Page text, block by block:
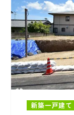
新築一戸建て